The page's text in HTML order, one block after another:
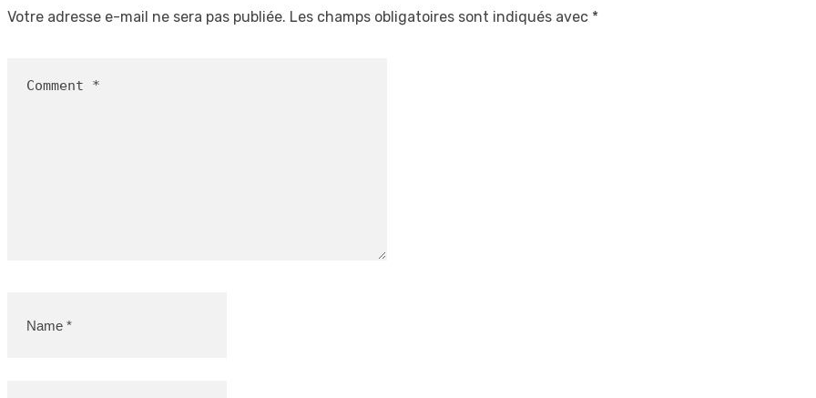
Votre adresse e-mail ne sera pas publiée. Les champs obligatoires sont indiqués avec *